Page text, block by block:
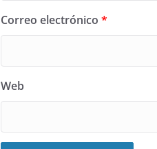
Correo electrónico *
Web